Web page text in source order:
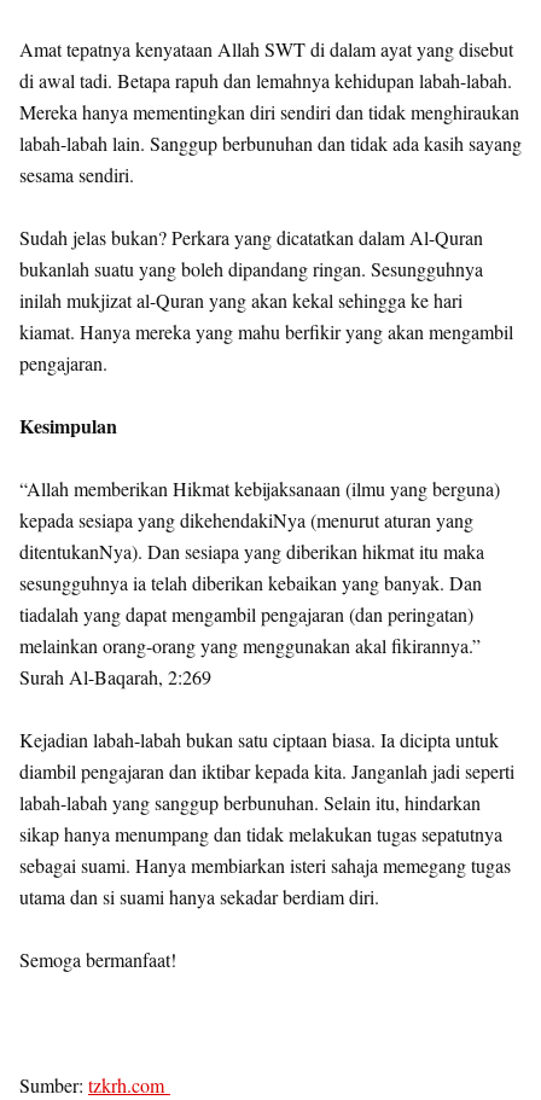
Amat tepatnya kenyataan Allah SWT di dalam ayat yang disebut
di awal tadi. Betapa rapuh dan lemahnya kehidupan labah-labah.
Mereka hanya mementingkan diri sendiri dan tidak menghiraukan
labah-labah lain. Sanggup berbunuhan dan tidak ada kasih sayang
sesama sendiri.
Sudah jelas bukan? Perkara yang dicatatkan dalam Al-Quran
bukanlah suatu yang boleh dipandang ringan. Sesungguhnya
inilah mukjizat al-Quran yang akan kekal sehingga ke hari
kiamat. Hanya mereka yang mahu berfikir yang akan mengambil
pengajaran.
Kesimpulan
“Allah memberikan Hikmat kebijaksanaan (ilmu yang berguna)
kepada sesiapa yang dikehendakiNya (menurut aturan yang
ditentukanNya). Dan sesiapa yang diberikan hikmat itu maka
sesungguhnya ia telah diberikan kebaikan yang banyak. Dan
tiadalah yang dapat mengambil pengajaran (dan peringatan)
melainkan orang-orang yang menggunakan akal fikirannya.”
Surah Al-Baqarah, 2:269
Kejadian labah-labah bukan satu ciptaan biasa. Ia dicipta untuk
diambil pengajaran dan iktibar kepada kita. Janganlah jadi seperti
labah-labah yang sanggup berbunuhan. Selain itu, hindarkan
sikap hanya menumpang dan tidak melakukan tugas sepatutnya
sebagai suami. Hanya membiarkan isteri sahaja memegang tugas
utama dan si suami hanya sekadar berdiam diri.
Semoga bermanfaat!
Sumber: tzkrh.com